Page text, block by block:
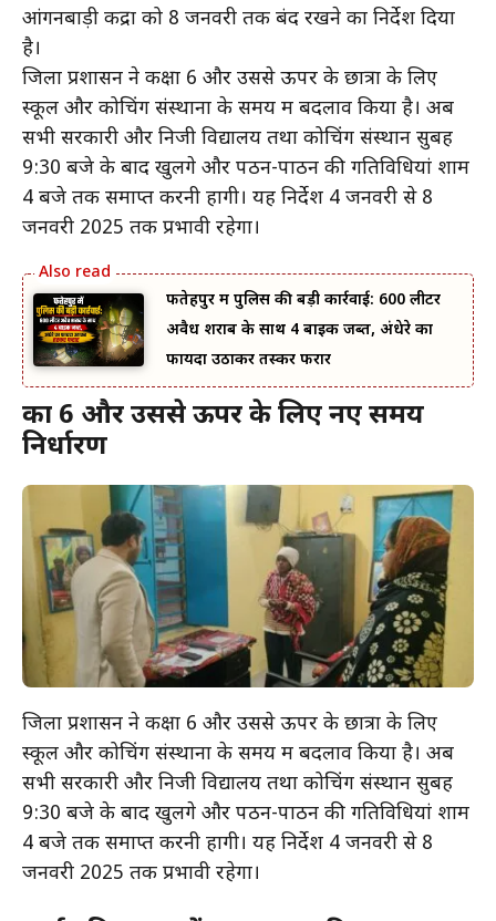
आंगनबाड़ी केंद्रों को 8 जनवरी तक बंद रखने का निर्देश दिया
है।
जिला प्रशासन ने कक्षा 6 और उससे ऊपर के छात्रों के लिए
स्कूल और कोचिंग संस्थानों के समय में बदलाव किया है। अब
सभी सरकारी और निजी विद्यालय तथा कोचिंग संस्थान सुबह
9:30 बजे के बाद खुलेंगे और पठन-पाठन की गतिविधियां शाम
4 बजे तक समाप्त करनी होंगी। यह निर्देश 4 जनवरी से 8
जनवरी 2025 तक प्रभावी रहेगा।
फतेहपुर में पुलिस की बड़ी कार्रवाई: 600 लीटर
अवैध शराब के साथ 4 बाइक जब्त, अंधेरे का
फायदा उठाकर तस्कर फरार
कक्षा 6 और उससे ऊपर के लिए नए समय
निर्धारण
जिला प्रशासन ने कक्षा 6 और उससे ऊपर के छात्रों के लिए
स्कूल और कोचिंग संस्थानों के समय में बदलाव किया है। अब
सभी सरकारी और निजी विद्यालय तथा कोचिंग संस्थान सुबह
9:30 बजे के बाद खुलेंगे और पठन-पाठन की गतिविधियां शाम
4 बजे तक समाप्त करनी होंगी। यह निर्देश 4 जनवरी से 8
जनवरी 2025 तक प्रभावी रहेगा।